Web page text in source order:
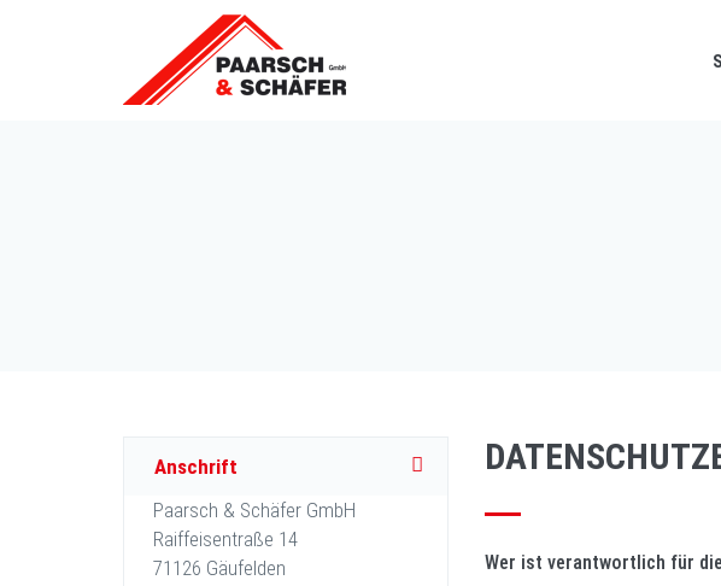
Anschrift
Paarsch & Schäfer GmbH
Raiffeisentraße 14
71126 Gäufelden
Wer ist verantwortlich für